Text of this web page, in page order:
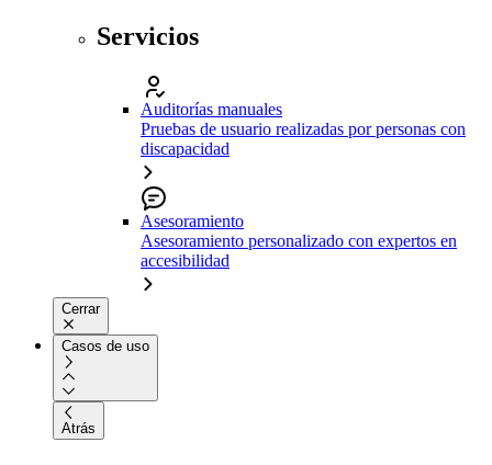
Servicios
Auditorías manuales
Pruebas de usuario realizadas por personas con
discapacidad
Asesoramiento
Asesoramiento personalizado con expertos en
accesibilidad
Cerrar
Casos de uso
Atrás